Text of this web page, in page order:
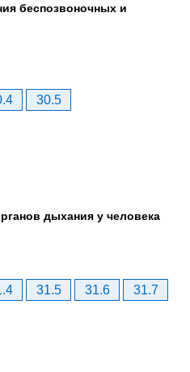
беспозвоночных и
30.5
дыхания у человека
31.5 31.6 31.7